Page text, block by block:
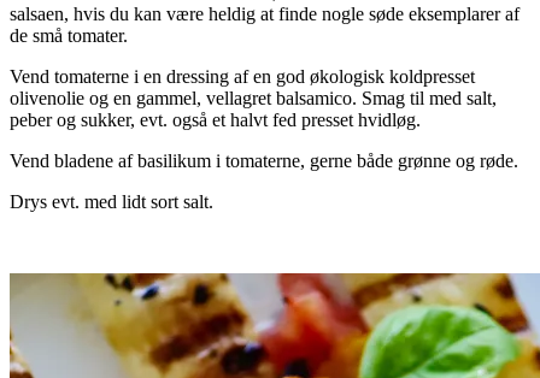
salsaen, hvis du kan være heldig at finde nogle søde eksemplarer af
de små tomater.
Vend tomaterne i en dressing af en god økologisk koldpresset
olivenolie og en gammel, vellagret balsamico. Smag til med salt,
peber og sukker, evt. også et halvt fed presset hvidløg.
Vend bladene af basilikum i tomaterne, gerne både grønne og røde.
Drys evt. med lidt sort salt.